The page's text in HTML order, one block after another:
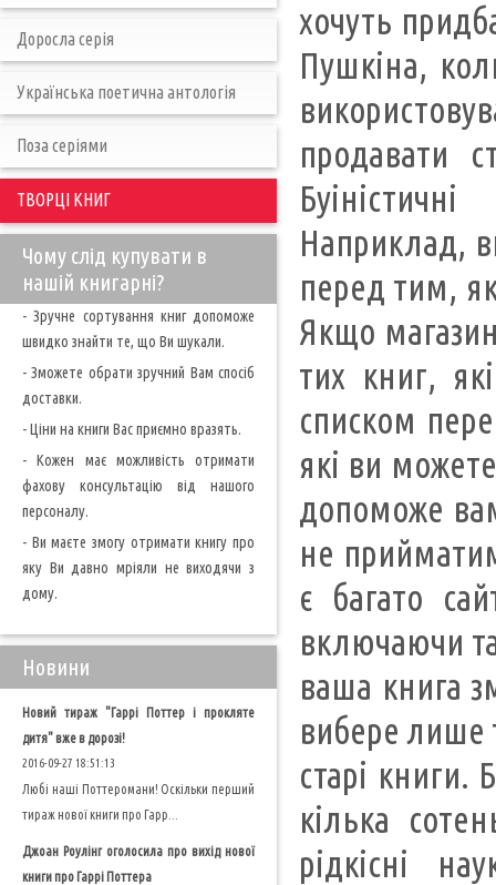
хочуть
Пушкіна,
продавати
Наприклад,
перед тим,
Якщо
тих книг,
списком
які ви
допоможе
не
є багато
включаючи
ваша книга
вибере лише
старі книги.
кілька
рідкісні
Доросла серія
Українська поетична антологія
Поза серіями
ТВОРЦІ КНИГ
Чому слід купувати в
нашій книгарні?
- Зручне сортування книг допоможе
швидко знайти те, що Ви шукали.
- Зможете обрати зручний Вам спосіб
доставки.
- Ціни на книги Вас приємно вразять.
- Кожен має можливість отримати
фахову консультацію від нашого
персоналу.
- Ви маєте змогу отримати книгу про
яку Ви давно мріяли не виходячи з
дому.
Новини
Новий тираж "Гаррі Поттер і прокляте
дитя" вже в дорозі!
2016-09-27 18:51:13
Любі наші Поттеромани! Оскільки перший
тираж нової книги про Гарр...
Джоан Роулінг оголосила про вихід нової
книги про Гаррі Поттера